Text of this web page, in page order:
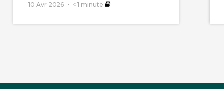
10 Avr 2026 < 1 minute